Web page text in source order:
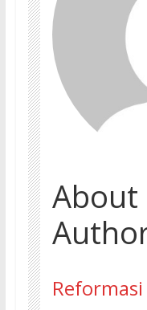
About